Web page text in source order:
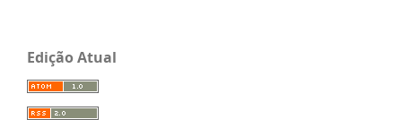
Edição Atual